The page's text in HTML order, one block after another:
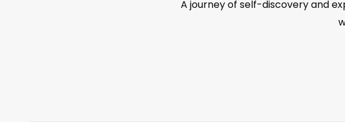
A journey of self-discovery and